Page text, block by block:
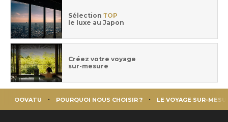
Sélection TOP
le luxe au Japon
Créez votre voyage
sur-mesure
OOVATU POURQUOI NOUS CHOISIR ? LE VOYAGE SUR-